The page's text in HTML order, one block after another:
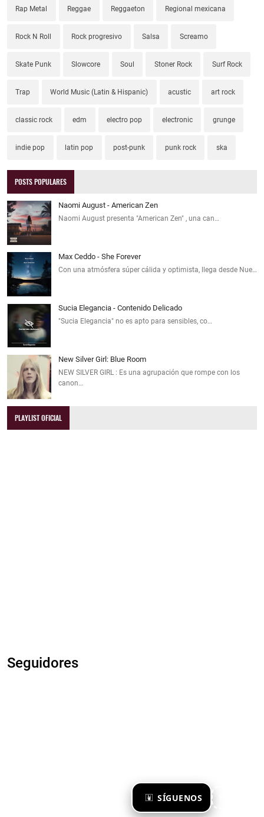
SÍGUENOS
Rap Metal Reggae Reggaeton Regional mexicana
Rock N Roll Rock progresivo Salsa Screamo
Skate Punk Slowcore Soul Stoner Rock Surf Rock
Trap World Music (Latin & Hispanic) acustic art rock
classic rock edm electro pop electronic grunge
indie pop latin pop post-punk punk rock ska
POSTS POPULARES
Naomi August - American Zen
Naomi August presenta "American Zen" , una can…
Max Ceddo - She Forever
Con una atmósfera súper cálida y optimista, llega desde Nue…
Sucia Elegancia - Contenido Delicado
"Sucia Elegancia" no es apto para sensibles, co…
New Silver Girl: Blue Room
NEW SILVER GIRL : Es una agrupación que rompe con los
canon…
PLAYLIST OFICIAL
Seguidores